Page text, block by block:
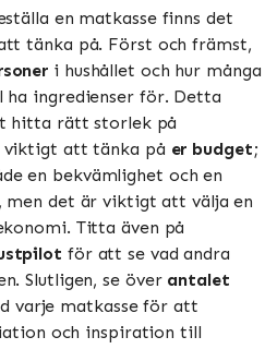
en matkasse finns det
tänka på. Först och främst,
i hushållet och hur många
ha ingredienser för. Detta
hitta rätt storlek på
viktigt att tänka på er budget;
en bekvämlighet och en
men det är viktigt att välja en
Titta även på
för att se vad andra
Slutligen, se över antalet
varje matkasse för att
och inspiration till